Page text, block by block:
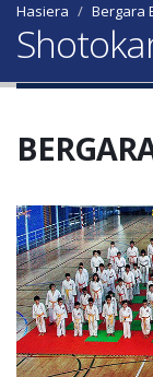
Hasiera Bergara